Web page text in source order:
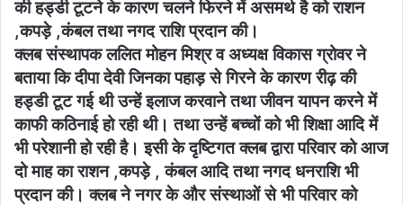
की हड्डी टूटने के कारण चलने फिरने में असमर्थ है को राशन
,कपड़े ,कंबल तथा नगद राशि प्रदान की।
क्लब संस्थापक ललित मोहन मिश्र व अध्यक्ष विकास ग्रोवर ने
बताया कि दीपा देवी जिनका पहाड़ से गिरने के कारण रीढ़ की
हड्डी टूट गई थी उन्हें इलाज करवाने तथा जीवन यापन करने में
काफी कठिनाई हो रही थी। तथा उन्हें बच्चों को भी शिक्षा आदि में
भी परेशानी हो रही है। इसी के दृष्टिगत क्लब द्वारा परिवार को आज
दो माह का राशन ,कपड़े , कंबल आदि तथा नगद धनराशि भी
प्रदान की। क्लब ने नगर के और संस्थाओं से भी परिवार को